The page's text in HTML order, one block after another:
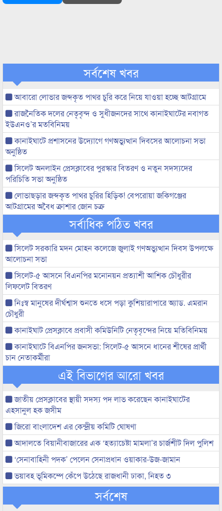
সর্বশেষ খবর
আবারো লোভার জব্দকৃত পাথর চুরি করে নিয়ে যাওয়া হচ্ছে আটগ্রামে
রাজনৈতিক দলের নেতৃবৃন্দ ও সুধীজনদের সাথে কানাইঘাটের নবাগত
ইউএনও’র মতবিনিময়
কানাইঘাটে প্রশাসনের উদ্যোগে গণঅভ্যুত্থান দিবসের আলোচনা সভা
অনুষ্ঠিত
সিলেট অনলাইন প্রেসক্লাবের পুরস্কার বিতরণ ও নতুন সদস্যদের
পরিচিতি সভা অনুষ্ঠিত
লোভাছড়ার জব্দকৃত পাথর চুরির হিড়িক! বেপরোয়া জকিগঞ্জের
আটগ্রামের অবৈধ ক্রাশার জোন চক্র
সর্বাধিক পঠিত খবর
সিলেট সরকারি মদন মোহন কলেজে জুলাই গণঅভ্যুত্থান দিবস উপলক্ষে
আলোচনা সভা
সিলেট-৫ আসনে বিএনপির মনোনয়ন প্রত্যাশী আশিক চৌধুরীর
লিফলেট বিতরণ
নিঃস্ব মানুষের দীর্ঘশ্বাস শুনতে ধসে পড়া কুশিয়ারাপারে অ্যাড. এমরান
চৌধুরী
কানাইঘাট প্রেসক্লাবে প্রবাসী কমিউনিটি নেতৃবৃন্দের নিয়ে মতিবিনিময়
কানাইঘাটে বিএনপির জনসভা: সিলেট-৫ আসনে ধানের শীষের প্রার্থী
চান নেতাকর্মীরা
এই বিভাগের আরো খবর
জাতীয় প্রেসক্লাবের স্থায়ী সদস্য পদ লাভ করেছেন কানাইঘাটের
এহসানুল হক জসীম
জিরো বাংলাদেশ এর কেন্দ্রীয় কমিটি ঘোষণা
আদালতে বিয়ানীবাজারের এক ‘হত্যাচেষ্টা মামলা’র চার্জশীট দিল পুলিশ
‘সেনাবাহিনী পদক’ পেলেন সেনাপ্রধান ওয়াকার-উজ-জামান
ভয়াবহ ভূমিকম্পে কেঁপে উঠেছে রাজধানী ঢাকা, নিহত ৩
সর্বশেষ